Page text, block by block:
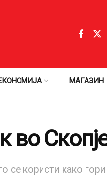
МАГАЗИН
во
се користи како